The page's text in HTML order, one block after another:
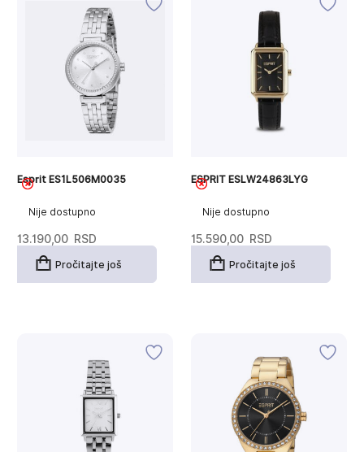
Nije dostupno
Esprit ES1L506M0035
13.190,00 RSD
Pročitajte još
Nije dostupno
ESPRIT ESLW24863LYG
15.590,00 RSD
Pročitajte još